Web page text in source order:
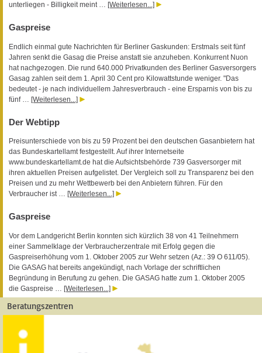
unterliegen - Billigkeit meint … [Weiterlesen...]
Gaspreise
Endlich einmal gute Nachrichten für Berliner Gaskunden: Erstmals seit fünf
Jahren senkt die Gasag die Preise anstatt sie anzuheben. Konkurrent Nuon
hat nachgezogen. Die rund 640.000 Privatkunden des Berliner Gasversorgers
Gasag zahlen seit dem 1. April 30 Cent pro Kilowattstunde weniger. "Das
bedeutet - je nach individuellem Jahresverbrauch - eine Ersparnis von bis zu
fünf … [Weiterlesen...]
Der Webtipp
Preisunterschiede von bis zu 59 Prozent bei den deutschen Gasanbietern hat
das Bundeskartellamt festgestellt. Auf ihrer Internetseite
www.bundeskartellamt.de hat die Aufsichtsbehörde 739 Gasversorger mit
ihren aktuellen Preisen aufgelistet. Der Vergleich soll zu Transparenz bei den
Preisen und zu mehr Wettbewerb bei den Anbietern führen. Für den
Verbraucher ist … [Weiterlesen...]
Gaspreise
Vor dem Landgericht Berlin konnten sich kürzlich 38 von 41 Teilnehmern
einer Sammelklage der Verbraucherzentrale mit Erfolg gegen die
Gaspreiserhöhung vom 1. Oktober 2005 zur Wehr setzen (Az.: 39 O 611/05).
Die GASAG hat bereits angekündigt, nach Vorlage der schriftlichen
Begründung in Berufung zu gehen. Die GASAG hatte zum 1. Oktober 2005
die Gaspreise … [Weiterlesen...]
Beratungszentren